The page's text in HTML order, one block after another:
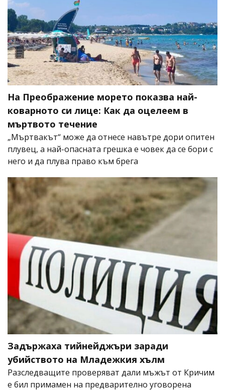
На Преображение морето показва най-
коварното си лице: Как да оцелеем в
мъртвото течение
„Мъртвакът“ може да отнесе навътре дори опитен
плувец, а най-опасната грешка е човек да се бори с
него и да плува право към брега
Задържаха тийнейджъри заради
убийството на Младежкия хълм
Разследващите проверяват дали мъжът от Кричим
е бил примамен на предварително уговорена